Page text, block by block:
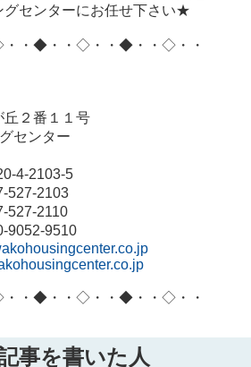
グセンターにお任せ下さい★
・◆・・◇・・◆・・◇・・
２番１１号
センター
4-2103-5
527-2103
527-2110
9052-9510
・◆・・◇・・◆・・◇・・
事を書いた人